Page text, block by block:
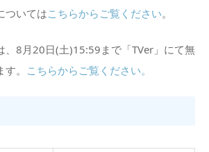
ついてはこちらからご覧ください。
、8月20日(土)15:59まで「TVer」にて無
。 こちらからご覧ください。